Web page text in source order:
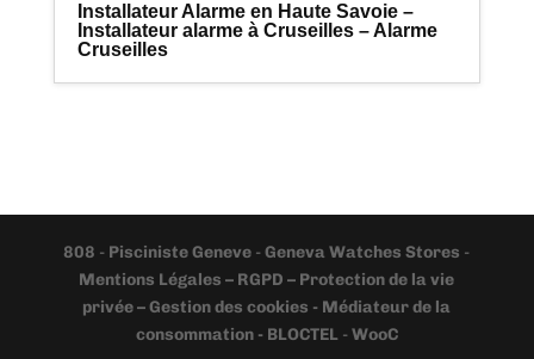
Installateur Alarme en Haute Savoie –
Installateur alarme à Cruseilles – Alarme
Cruseilles
808 - Pisciniste Geneve -Geneva Watches Stores -
Mentions Légales – RGPD – Protection de la vie
privée – Gestion des cookies - Médiateur de la
consommation - BLOCTEL -WooC